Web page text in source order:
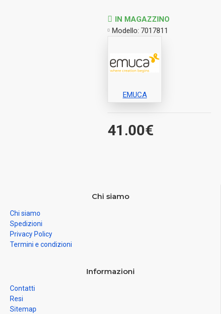
41.00€
IN MAGAZZINO
Modello: 7017811
EMUCA
Chi siamo
Chi siamo
Spedizioni
Privacy Policy
Termini e condizioni
Informazioni
Contatti
Resi
Sitemap